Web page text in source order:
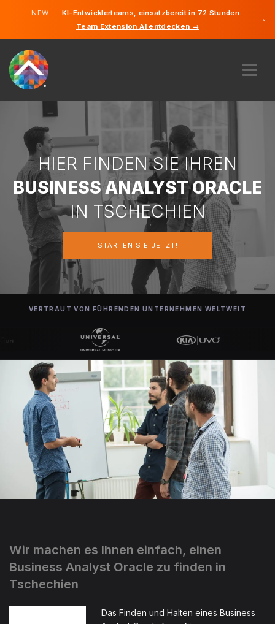
NEW —KI-Entwicklerteams, einsatzbereit in 72 Stunden.
Team Extension AI entdecken →
×
WIE FUNKTIONIERT ES?
KARRIERE
FINDEN
TSCHECHIEN
STARTEN SIE JETZT
Englisch
HIER FINDEN SIE IHREN
BUSINESS ANALYST ORACLE
IN TSCHECHIEN
STARTEN SIE JETZT!
VERTRAUT VON FÜHRENDEN UNTERNEHMEN WELTWEIT
Wir machen es Ihnen einfach, einen
Business Analyst Oracle zu finden in
Tschechien
Das Finden und Halten eines Business